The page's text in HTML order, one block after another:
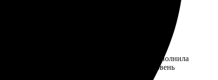
был простым: выбрала изображение, заполнила
яркие и насыщенные. Очень порадовал уровень